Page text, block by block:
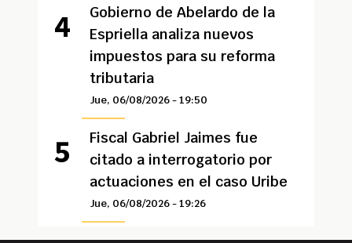
Gobierno de Abelardo de la
Espriella analiza nuevos
impuestos para su reforma
tributaria
Jue, 06/08/2026 - 19:50
Fiscal Gabriel Jaimes fue
citado a interrogatorio por
actuaciones en el caso Uribe
Jue, 06/08/2026 - 19:26